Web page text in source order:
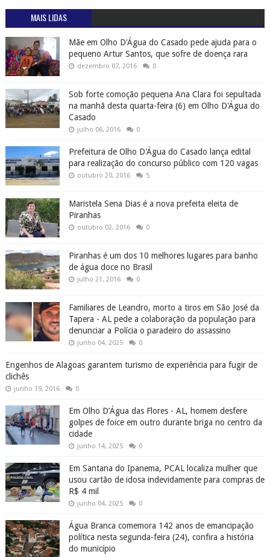
MAIS LIDAS
Mãe em Olho D'Água do Casado pede ajuda para o
pequeno Artur Santos, que sofre de doença rara
dezembro 07, 2016 0
Sob forte comoção pequena Ana Clara foi sepultada
na manhã desta quarta-feira (6) em Olho D'Água do
Casado
julho 06, 2016 0
Prefeitura de Olho D'Água do Casado lança edital
para realização do concurso público com 120 vagas
outubro 20, 2016 5
Maristela Sena Dias é a nova prefeita eleita de
Piranhas
outubro 02, 2016 0
Piranhas é um dos 10 melhores lugares para banho
de água doce no Brasil
julho 21, 2016 0
Familiares de Leandro, morto a tiros em São José da
Tapera - AL pede a colaboração da população para
denunciar a Polícia o paradeiro do assassino
junho 04, 2025 0
Engenhos de Alagoas garantem turismo de experiência para fugir de
clichês
junho 19, 2016 0
Em Olho D’Água das Flores - AL, homem desfere
golpes de foice em outro durante briga no centro da
cidade
junho 14, 2025 0
Em Santana do Ipanema, PCAL localiza mulher que
usou cartão de idosa indevidamente para compras de
R$ 4 mil
junho 04, 2025 0
Água Branca comemora 142 anos de emancipação
política nesta segunda-feira (24), confira a história
do município